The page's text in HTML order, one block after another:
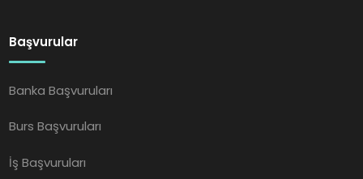
Başvurular
Banka Başvuruları
Burs Başvuruları
İş Başvuruları